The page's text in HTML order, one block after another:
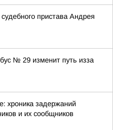
пристава Андрея
№ 29 изменит путь изза
хроника задержаний
и их сообщников